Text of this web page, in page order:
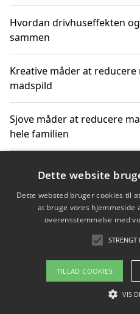
Hvordan drivhuseffekten
sammen
Kreative måder at
madspild
Sjove måder at reducere
hele familien
Copyright
Om / kontakt
Dette website
Dette websted bruger cookies til
at bruge vores hjemmeside
overensstemmelse med
TILLAD COOKIES
VIS